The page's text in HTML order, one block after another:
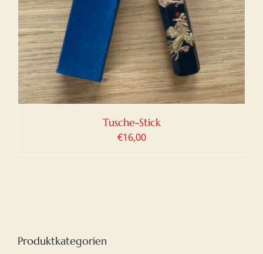
Tusche-Stick
€16,00
Produktkategorien